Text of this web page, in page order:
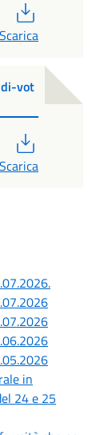
Scarica
vot
Scarica
in
24 e 25